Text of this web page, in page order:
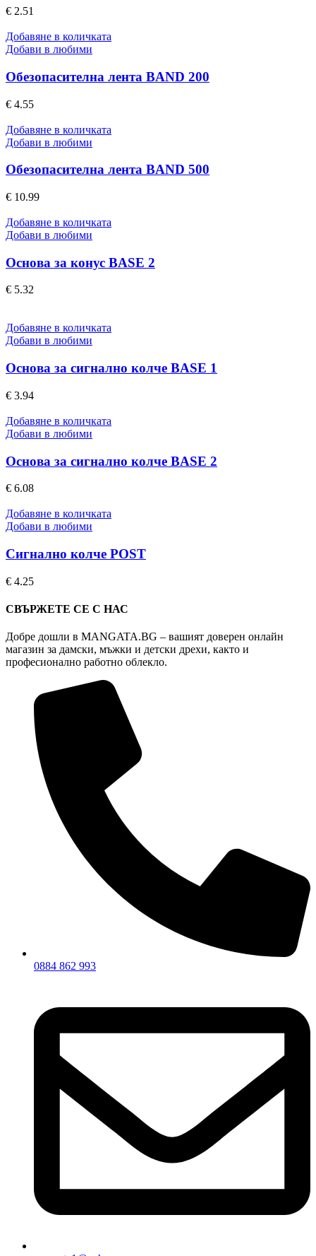
€ 2.51
Добавяне в количката
Добави в любими
Обезопасителна лента BAND 200
€ 4.55
Добавяне в количката
Добави в любими
Обезопасителна лента BAND 500
€ 10.99
Добавяне в количката
Добави в любими
Основа за конус BASE 2
€ 5.32
Добавяне в количката
Добави в любими
Основа за сигнално колче BASE 1
€ 3.94
Добавяне в количката
Добави в любими
Основа за сигнално колче BASE 2
€ 6.08
Добавяне в количката
Добави в любими
Сигнално колче POST
€ 4.25
СВЪРЖЕТЕ СЕ С НАС
Добре дошли в MANGATA.BG – вашият доверен онлайн
магазин за дамски, мъжки и детски дрехи, както и
професионално работно облекло.
0884 862 993